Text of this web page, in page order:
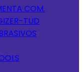
COM.
TUD